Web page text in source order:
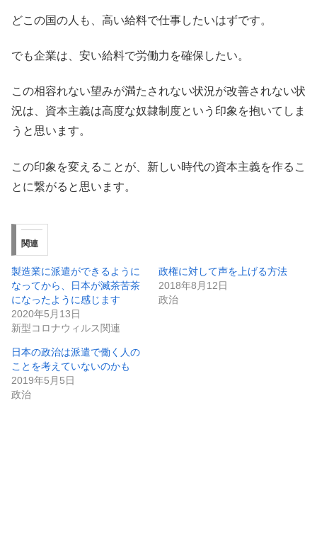
どこの国の人も、高い給料で仕事したいはずです。
でも企業は、安い給料で労働力を確保したい。
この相容れない望みが満たされない状況が改善されない状
況は、資本主義は高度な奴隷制度という印象を抱いてしま
うと思います。
この印象を変えることが、新しい時代の資本主義を作るこ
とに繋がると思います。
関連
製造業に派遣ができるように
なってから、日本が滅茶苦茶
になったように感じます
2020年5月13日
新型コロナウィルス関連
政権に対して声を上げる方法
2018年8月12日
政治
日本の政治は派遣で働く人の
ことを考えていないのかも
2019年5月5日
政治